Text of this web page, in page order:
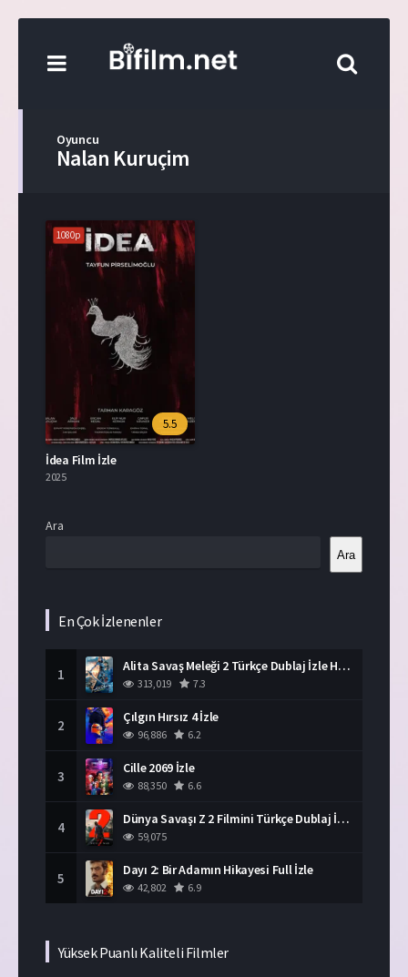
Oyuncu
Nalan Kuruçim
1080p
5.5
İdea Film İzle
2025
Ara
Ara
En Çok İzlenenler
1 Alita Savaş Meleği 2 Türkçe Dublaj İzle HD Film
313,019 7.3
2 Çılgın Hırsız 4 İzle
96,886 6.2
3 Cille 2069 İzle
88,350 6.6
4 Dünya Savaşı Z 2 Filmini Türkçe Dublaj İzle
59,075
5 Dayı 2: Bir Adamın Hikayesi Full İzle
42,802 6.9
Yüksek Puanlı Kaliteli Filmler